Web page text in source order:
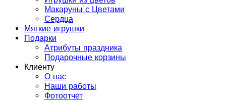
Макаруны с Цветами
Сердца
Мягкие игрушки
Подарки
Атрибуты праздника
Подарочные корзины
Клиенту
О нас
Наши работы
Фотоотчет